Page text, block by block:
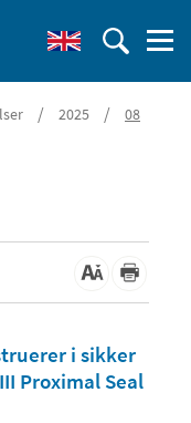
/ 2025 / 08
i sikker
Proximal Seal